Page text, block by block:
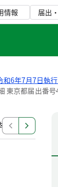
情報 届出
和6年7月7日執
東京都届出番号
令和6年7